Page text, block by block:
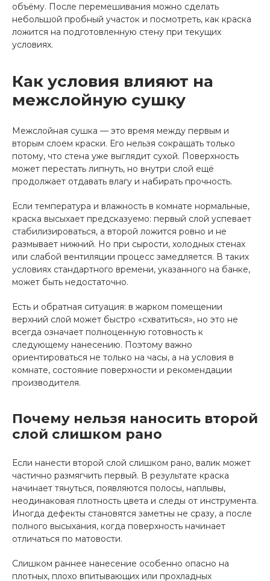
объёму. После перемешивания можно сделать
небольшой пробный участок и посмотреть, как краска
ложится на подготовленную стену при текущих
условиях.
Как условия влияют на
межслойную сушку
Межслойная сушка — это время между первым и
вторым слоем краски. Его нельзя сокращать только
потому, что стена уже выглядит сухой. Поверхность
может перестать липнуть, но внутри слой ещё
продолжает отдавать влагу и набирать прочность.
Если температура и влажность в комнате нормальные,
краска высыхает предсказуемо: первый слой успевает
стабилизироваться, а второй ложится ровно и не
размывает нижний. Но при сырости, холодных стенах
или слабой вентиляции процесс замедляется. В таких
условиях стандартного времени, указанного на банке,
может быть недостаточно.
Есть и обратная ситуация: в жарком помещении
верхний слой может быстро «схватиться», но это не
всегда означает полноценную готовность к
следующему нанесению. Поэтому важно
ориентироваться не только на часы, а на условия в
комнате, состояние поверхности и рекомендации
производителя.
Почему нельзя наносить второй
слой слишком рано
Если нанести второй слой слишком рано, валик может
частично размягчить первый. В результате краска
начинает тянуться, появляются полосы, наплывы,
неодинаковая плотность цвета и следы от инструмента.
Иногда дефекты становятся заметны не сразу, а после
полного высыхания, когда поверхность начинает
отличаться по матовости.
Слишком раннее нанесение особенно опасно на
плотных, плохо впитывающих или прохладных